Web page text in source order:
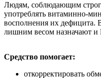
Людям, соблюдающим
употреблять витаминно-
восполнения их дефицита.
лишним весом назначают
Средство помогает:
откорректировать